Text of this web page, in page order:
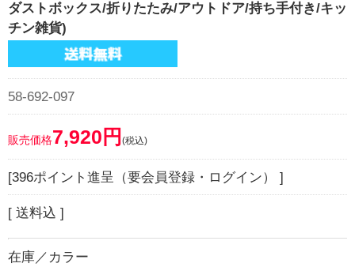
ダストボックス/折りたたみ/アウトドア/持ち手付き/キッ
チン雑貨)
58-692-097
販売価格7,920円 (税込)
[396ポイント進呈（要会員登録・ログイン） ]
[ 送料込 ]
在庫／カラー